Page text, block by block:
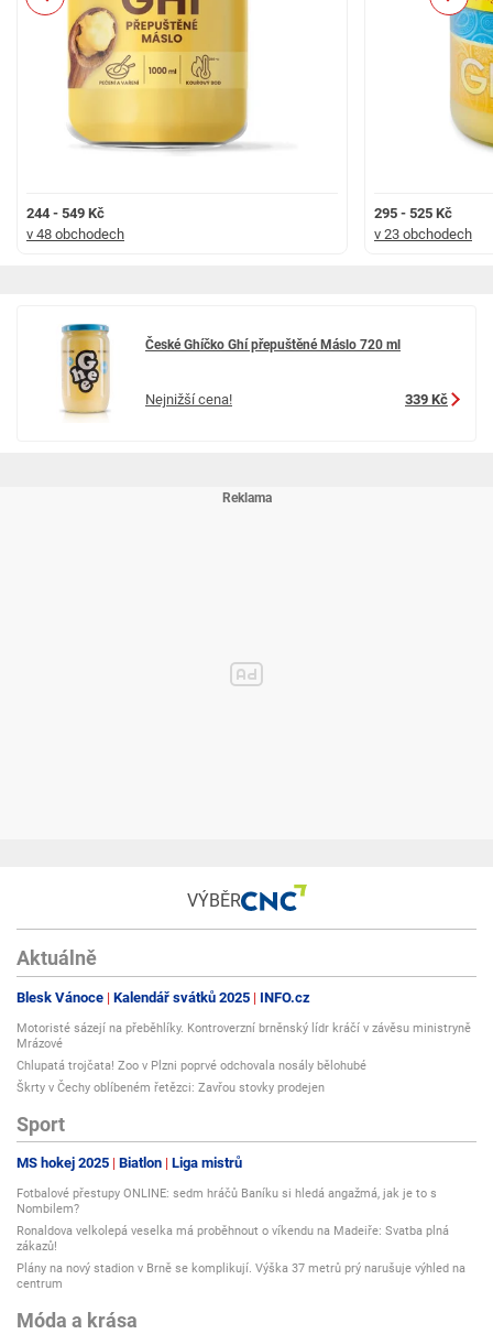
3677 kJ / 878,2 kcal
z toho nasycené mastné kyseliny
z toho cukry
°C. Po otevření spotřebujte do 3 měsíců.
244 - 549 Kč
v 48 obchodech
295 - 525 Kč
v 23 obchodech
České Ghíčko Ghí přepuštěné Máslo 720 ml
Nejnižší cena! 339 Kč
VÝBĚR
Aktuálně
Blesk Vánoce Kalendář svátků 2025 INFO.cz
Motoristé sázejí na přeběhlíky. Kontroverzní brněnský lídr kráčí v závěsu ministryně
Mrázové
Chlupatá trojčata! Zoo v Plzni poprvé odchovala nosály bělohubé
Škrty v Čechy oblíbeném řetězci: Zavřou stovky prodejen
Sport
MS hokej 2025 Biatlon Liga mistrů
Fotbalové přestupy ONLINE: sedm hráčů Baníku si hledá angažmá, jak je to s
Nombilem?
Ronaldova velkolepá veselka má proběhnout o víkendu na Madeiře: Svatba plná
zákazů!
Plány na nový stadion v Brně se komplikují. Výška 37 metrů prý narušuje výhled na
centrum
Móda a krása